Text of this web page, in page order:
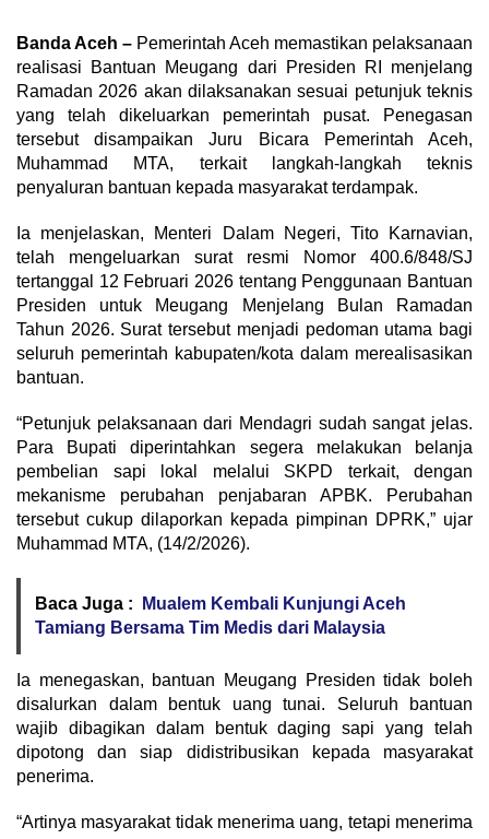
Banda Aceh – Pemerintah Aceh memastikan pelaksanaan
realisasi Bantuan Meugang dari Presiden RI menjelang
Ramadan 2026 akan dilaksanakan sesuai petunjuk teknis
yang telah dikeluarkan pemerintah pusat. Penegasan
tersebut disampaikan Juru Bicara Pemerintah Aceh,
Muhammad MTA, terkait langkah-langkah teknis
penyaluran bantuan kepada masyarakat terdampak.
Ia menjelaskan, Menteri Dalam Negeri, Tito Karnavian,
telah mengeluarkan surat resmi Nomor 400.6/848/SJ
tertanggal 12 Februari 2026 tentang Penggunaan Bantuan
Presiden untuk Meugang Menjelang Bulan Ramadan
Tahun 2026. Surat tersebut menjadi pedoman utama bagi
seluruh pemerintah kabupaten/kota dalam merealisasikan
bantuan.
“Petunjuk pelaksanaan dari Mendagri sudah sangat jelas.
Para Bupati diperintahkan segera melakukan belanja
pembelian sapi lokal melalui SKPD terkait, dengan
mekanisme perubahan penjabaran APBK. Perubahan
tersebut cukup dilaporkan kepada pimpinan DPRK,” ujar
Muhammad MTA, (14/2/2026).
Baca Juga :
Mualem Kembali Kunjungi Aceh
Tamiang Bersama Tim Medis dari Malaysia
Ia menegaskan, bantuan Meugang Presiden tidak boleh
disalurkan dalam bentuk uang tunai. Seluruh bantuan
wajib dibagikan dalam bentuk daging sapi yang telah
dipotong dan siap didistribusikan kepada masyarakat
penerima.
“Artinya masyarakat tidak menerima uang, tetapi menerima